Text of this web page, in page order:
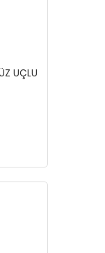
UÇLU